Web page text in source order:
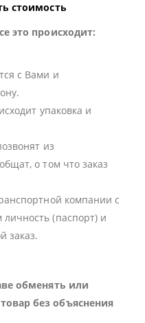
стоимость
это происходит:
с Вами и
упаковка и
из
о том что заказ
компании с
(паспорт) и
заказ.
обменять или
без объяснения